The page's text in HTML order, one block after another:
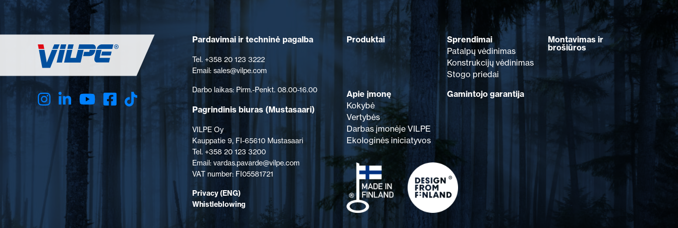
Pardavimai ir techninė pagalba
Tel. +358 20 123 3222
Email: sales@vilpe.com
Darbo laikas: Pirm.-Penkt. 08.00-16.00
Pagrindinis biuras(Mustasaari)
VILPE Oy
Kauppatie 9, FI-65610 Mustasaari
Tel. +358 20 123 3200
Email: vardas.pavarde@vilpe.com
VAT number: FI05581721
Privacy (ENG)
Whistleblowing
Produktai
Sprendimai
Patalpų vėdinimas
Konstrukcijų vėdinimas
Stogo priedai
Montavimas ir
brošiūros
Apie įmonę
Kokybė
Vertybės
Darbas įmonėje VILPE
Ekologinės iniciatyvos
Gamintojo garantija